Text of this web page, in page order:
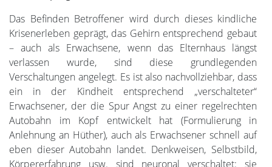
Das Befinden Betroffener wird durch dieses kindliche
Krisenerleben geprägt, das Gehirn entsprechend gebaut
– auch als Erwachsene, wenn das Elternhaus längst
verlassen wurde, sind diese grundlegenden
Verschaltungen angelegt. Es ist also nachvollziehbar, dass
ein in der Kindheit entsprechend „verschalteter“
Erwachsener, der die Spur Angst zu einer regelrechten
Autobahn im Kopf entwickelt hat (Formulierung in
Anlehnung an Hüther), auch als Erwachsener schnell auf
eben dieser Autobahn landet. Denkweisen, Selbstbild,
Körpererfahrung usw. sind neuronal verschaltet: sie